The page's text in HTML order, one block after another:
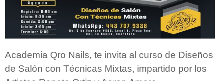
Academia Qro Nails, te invita al curso de Diseños
de Salón con Técnicas Mixtas, impartido por los